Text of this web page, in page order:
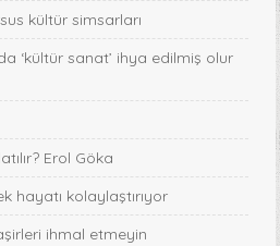
kültür simsarları
‘kültür sanat’ ihya edilmiş olur
Erol Göka
hayatı kolaylaştırıyor
ihmal etmeyin